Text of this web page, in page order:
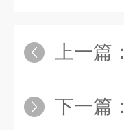
上一篇：
下一篇：